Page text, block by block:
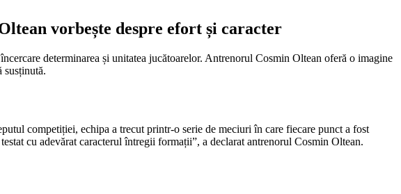
vorbește despre efort și caracter
determinarea și unitatea jucătoarelor. Antrenorul Cosmin Oltean oferă o imagine
susținută.
competiției, echipa a trecut printr-o serie de meciuri în care fiecare punct a fost
cu adevărat caracterul întregii formații”, a declarat antrenorul Cosmin Oltean.